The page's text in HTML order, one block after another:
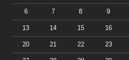
6 7 8 9
13 14 15 16
20 21 22 23